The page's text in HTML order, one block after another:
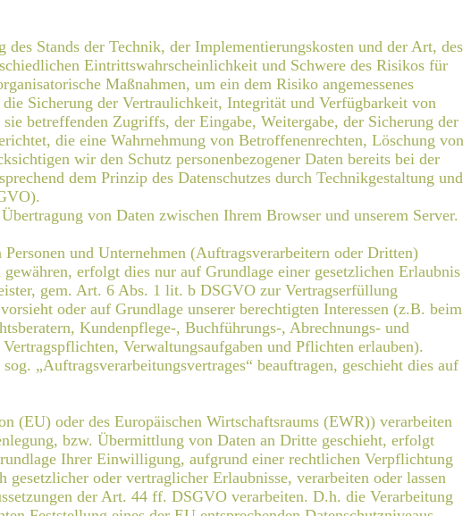
Stands der Technik, der Implementierungskosten und der Art, des
Eintrittswahrscheinlichkeit und Schwere des Risikos für
Maßnahmen, um ein dem Risiko angemessenes
Sicherung der Vertraulichkeit, Integrität und Verfügbarkeit von
betreffenden Zugriffs, der Eingabe, Weitergabe, der Sicherung der
die eine Wahrnehmung von Betroffenenrechten, Löschung von
wir den Schutz personenbezogener Daten bereits bei der
dem Prinzip des Datenschutzes durch Technikgestaltung und
von Daten zwischen Ihrem Browser und unserem Server.
und Unternehmen (Auftragsverarbeitern oder Dritten)
erfolgt dies nur auf Grundlage einer gesetzlichen Erlaubnis
gem. Art. 6 Abs. 1 lit. b DSGVO zur Vertragserfüllung
oder auf Grundlage unserer berechtigten Interessen (z.B. beim
Kundenpflege-, Buchführungs-, Abrechnungs- und
Verwaltungsaufgaben und Pflichten erlauben).
„Auftragsverarbeitungsvertrages“ beauftragen, geschieht dies auf
(EU) oder des Europäischen Wirtschaftsraums (EWR)) verarbeiten
bzw. Übermittlung von Daten an Dritte geschieht, erfolgt
Ihrer Einwilligung, aufgrund einer rechtlichen Verpflichtung
oder vertraglicher Erlaubnisse, verarbeiten oder lassen
der Art. 44 ff. DSGVO verarbeiten. D.h. die Verarbeitung